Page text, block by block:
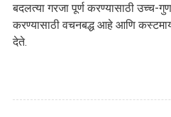
बदलत्या गरजा पूर्ण करण्यासाठी उच्च-
करण्यासाठी वचनबद्ध आहे आणि
देते.